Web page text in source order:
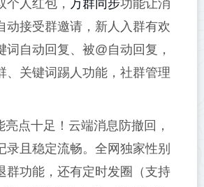
个人红包，
功能让消
动接受群邀请，新人入群有欢
词自动回复、被@自动回复，
、关键词踢人功能，社群管理
亮点十足！云端消息防撤回，
录且稳定流畅。全网独家性别
群功能，还有定时发圈（支持